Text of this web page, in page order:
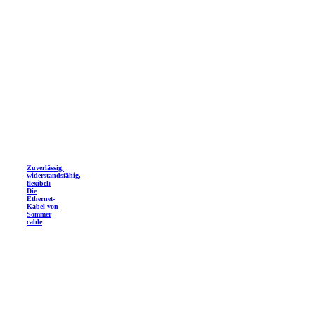
Zuverlässig,
widerstandsfähig,
flexibel:
Die
Ethernet-
Kabel von
Sommer
cable